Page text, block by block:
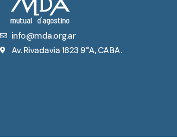
info@mda.org.ar
Av. Rivadavia 1823 9°A, CABA.